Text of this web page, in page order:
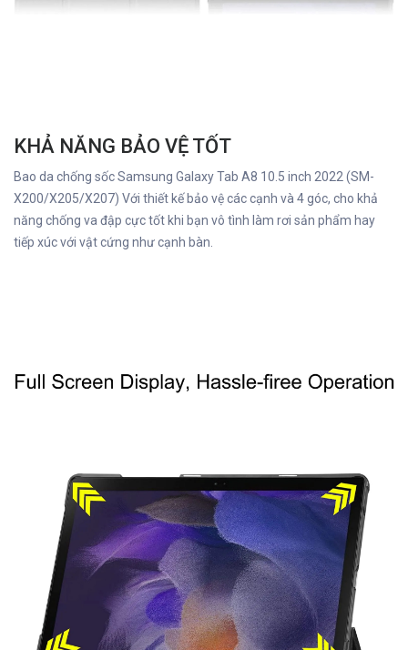
KHẢ NĂNG BẢO VỆ TỐT
Bao da chống sốc Samsung Galaxy Tab A8 10.5 inch 2022 (SM-
X200/X205/X207) Với thiết kế bảo vệ các cạnh và 4 góc, cho khả
năng chống va đập cực tốt khi bạn vô tình làm rơi sản phẩm hay
tiếp xúc với vật cứng như cạnh bàn.